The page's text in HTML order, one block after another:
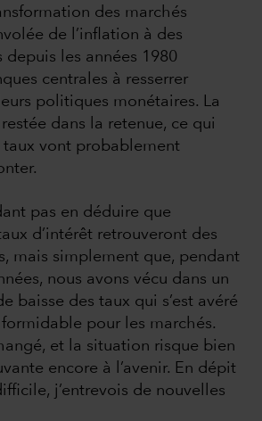
des marchés
de l’inflation à des
depuis les années 1980
centrales à resserrer
politiques monétaires. La
restée dans la retenue, ce qui
taux vont probablement
pas en déduire que
d’intérêt retrouveront des
mais simplement que, pendant
nous avons vécu dans un
baisse des taux qui s’est avéré
pour les marchés.
et la situation risque bien
encore à l’avenir. En dépit
j’entrevois de nouvelles